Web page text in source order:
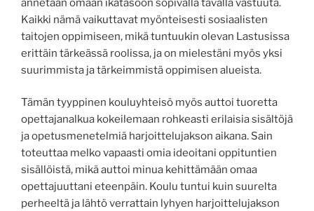
annetaan omaan ikätasoon sopivalla tavalla vastuuta.
Kaikki nämä vaikuttavat myönteisesti sosiaalisten
taitojen oppimiseen, mikä tuntuukin olevan Lastusissa
erittäin tärkeässä roolissa, ja on mielestäni myös yksi
suurimmista ja tärkeimmistä oppimisen alueista.
Tämän tyyppinen kouluyhteisö myös auttoi tuoretta
opettajanalkua kokeilemaan rohkeasti erilaisia sisältöjä
ja opetusmenetelmiä harjoittelujakson aikana. Sain
toteuttaa melko vapaasti omia ideoitani oppituntien
sisällöistä, mikä auttoi minua kehittämään omaa
opettajuuttani eteenpäin. Koulu tuntui kuin suurelta
perheeltä ja lähtö verrattain lyhyen harjoittelujakson